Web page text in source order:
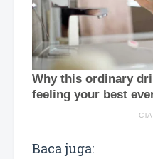
Baca juga: